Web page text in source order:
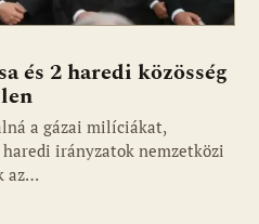
és 2 haredi közösség
a gázai milíciákat,
irányzatok nemzetközi
az…